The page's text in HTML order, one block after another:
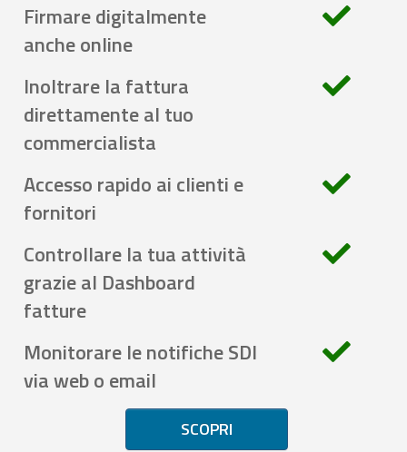
Firmare digitalmente
anche online
Inoltrare la fattura
direttamente al tuo
commercialista
Accesso rapido ai clienti e
fornitori
Controllare la tua attività
grazie al Dashboard
fatture
Monitorare le notifiche SDI
via web o email
SCOPRI